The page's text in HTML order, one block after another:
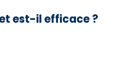
est-il efficace ?